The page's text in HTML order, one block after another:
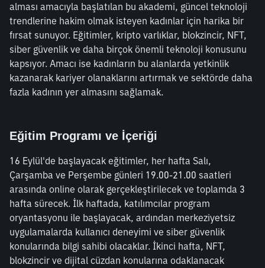
alması amacıyla başlatılan bu akademi, güncel teknoloji
trendlerine hakim olmak isteyen kadınlar için harika bir
fırsat sunuyor. Eğitimler, kripto varlıklar, blokzincir, NFT,
siber güvenlik ve daha birçok önemli teknoloji konusunu
kapsıyor. Amacı ise kadınların bu alanlarda yetkinlik
kazanarak kariyer olanaklarını artırmak ve sektörde daha
fazla kadının yer almasını sağlamak.
Eğitim Programı ve İçeriği
16 Eylül'de başlayacak eğitimler, her hafta Salı,
Çarşamba ve Perşembe günleri 19.00-21.00 saatleri
arasında online olarak gerçekleştirilecek ve toplamda 3
hafta sürecek. İlk haftada, katılımcılar program
oryantasyonu ile başlayacak, ardından merkeziyetsiz
uygulamalarda kullanıcı deneyimi ve siber güvenlik
konularında bilgi sahibi olacaklar. İkinci hafta, NFT,
blokzincir ve dijital cüzdan konularına odaklanacak